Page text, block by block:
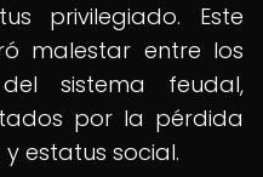
privilegiado. Este
malestar entre los
sistema feudal,
por la pérdida
estatus social.